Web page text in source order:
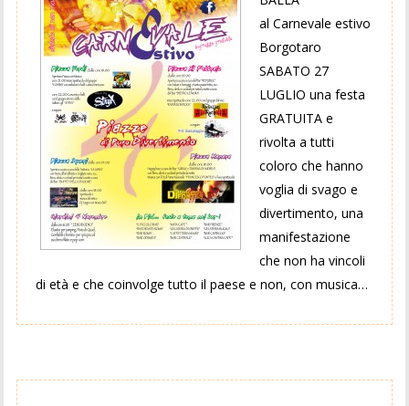
al Carnevale estivo
Borgotaro
SABATO 27
LUGLIO una festa
GRATUITA e
rivolta a tutti
coloro che hanno
voglia di svago e
divertimento, una
manifestazione
che non ha vincoli
di età e che coinvolge tutto il paese e non, con musica…